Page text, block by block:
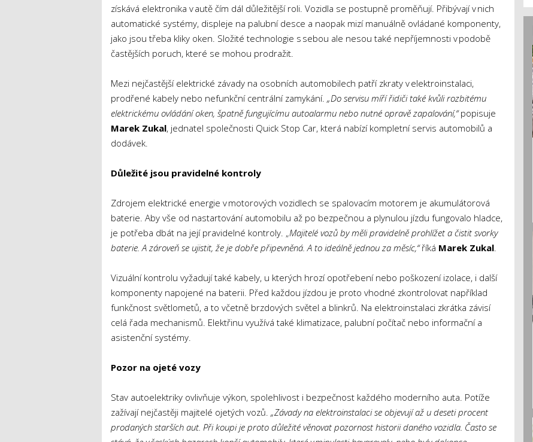
získává elektronika v autě čím dál důležitější roli. Vozidla se postupně proměňují. Přibývají v nich
automatické systémy, displeje na palubní desce a naopak mizí manuálně ovládané komponenty,
jako jsou třeba kliky oken. Složité technologie s sebou ale nesou také nepříjemnosti v podobě
častějších poruch, které se mohou prodražit.
Mezi nejčastější elektrické závady na osobních automobilech patří zkraty v elektroinstalaci,
prodřené kabely nebo nefunkční centrální zamykání. „Do servisu míří řidiči také kvůli rozbitému
elektrickému ovládání oken, špatně fungujícímu autoalarmu nebo nutné opravě zapalování,“popisuje
Marek Zukal, jednatel společnosti Quick Stop Car, která nabízí kompletní servis automobilů a
dodávek.
Důležité jsou pravidelné kontroly
Zdrojem elektrické energie v motorových vozidlech se spalovacím motorem je akumulátorová
baterie. Aby vše od nastartování automobilu až po bezpečnou a plynulou jízdu fungovalo hladce,
je potřeba dbát na její pravidelné kontroly. „Majitelé vozů by měli pravidelně prohlížet a čistit svorky
baterie. A zároveň se ujistit, že je dobře připevněná. A to ideálně jednou za měsíc,“říká Marek Zukal.
Vizuální kontrolu vyžadují také kabely, u kterých hrozí opotřebení nebo poškození izolace, i další
komponenty napojené na baterii. Před každou jízdou je proto vhodné zkontrolovat například
funkčnost světlometů, a to včetně brzdových světel a blinkrů. Na elektroinstalaci zkrátka závisí
celá řada mechanismů. Elektřinu využívá také klimatizace, palubní počítač nebo informační a
asistenční systémy.
Pozor na ojeté vozy
Stav autoelektriky ovlivňuje výkon, spolehlivost i bezpečnost každého moderního auta. Potíže
zažívají nejčastěji majitelé ojetých vozů. „Závady na elektroinstalaci se objevují až u deseti procent
prodaných starších aut. Při koupi je proto důležité věnovat pozornost historii daného vozidla. Často se